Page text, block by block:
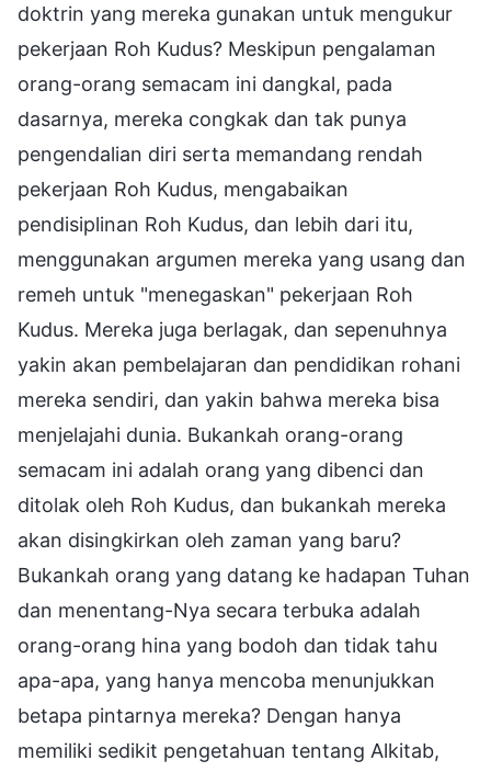
doktrin yang mereka gunakan untuk mengukur
pekerjaan Roh Kudus? Meskipun pengalaman
orang-orang semacam ini dangkal, pada
dasarnya, mereka congkak dan tak punya
pengendalian diri serta memandang rendah
pekerjaan Roh Kudus, mengabaikan
pendisiplinan Roh Kudus, dan lebih dari itu,
menggunakan argumen mereka yang usang dan
remeh untuk "menegaskan" pekerjaan Roh
Kudus. Mereka juga berlagak, dan sepenuhnya
yakin akan pembelajaran dan pendidikan rohani
mereka sendiri, dan yakin bahwa mereka bisa
menjelajahi dunia. Bukankah orang-orang
semacam ini adalah orang yang dibenci dan
ditolak oleh Roh Kudus, dan bukankah mereka
akan disingkirkan oleh zaman yang baru?
Bukankah orang yang datang ke hadapan Tuhan
dan menentang-Nya secara terbuka adalah
orang-orang hina yang bodoh dan tidak tahu
apa-apa, yang hanya mencoba menunjukkan
betapa pintarnya mereka? Dengan hanya
memiliki sedikit pengetahuan tentang Alkitab,